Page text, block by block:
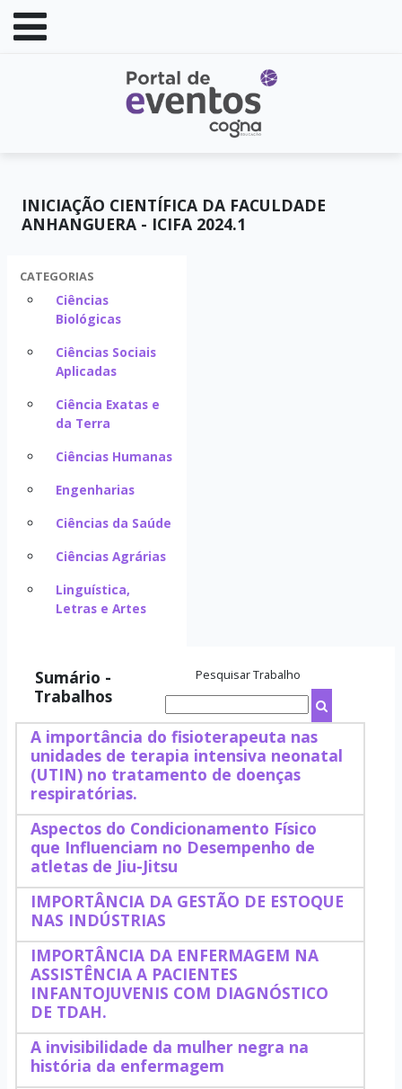
INICIAÇÃO CIENTÍFICA DA FACULDADE
ANHANGUERA - ICIFA 2024.1
CATEGORIAS
Ciências
Biológicas
Ciências Sociais
Aplicadas
Ciência Exatas e
da Terra
Ciências Humanas
Engenharias
Ciências da Saúde
Ciências Agrárias
Linguística,
Letras e Artes
Sumário -
Trabalhos
Pesquisar Trabalho
A importância do fisioterapeuta nas
unidades de terapia intensiva neonatal
(UTIN) no tratamento de doenças
respiratórias.
Aspectos do Condicionamento Físico
que Influenciam no Desempenho de
atletas de Jiu-Jitsu
IMPORTÂNCIA DA GESTÃO DE ESTOQUE
NAS INDÚSTRIAS
IMPORTÂNCIA DA ENFERMAGEM NA
ASSISTÊNCIA A PACIENTES
INFANTOJUVENIS COM DIAGNÓSTICO
DE TDAH.
A invisibilidade da mulher negra na
história da enfermagem